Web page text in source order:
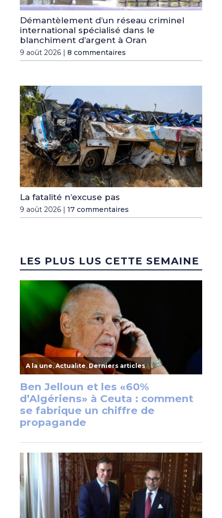
Démantèlement d’un réseau criminel
international spécialisé dans le
blanchiment d’argent à Oran
9 août 2026 | 8 commentaires
La fatalité n’excuse pas
9 août 2026 | 17 commentaires
LES PLUS LUS CETTE SEMAINE